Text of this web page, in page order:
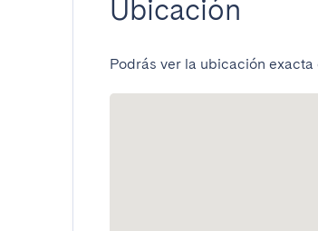
Ubicación
Podrás ver la ubicación